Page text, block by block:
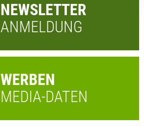
NEWSLETTER
ANMELDUNG
WERBEN
MEDIA-DATEN